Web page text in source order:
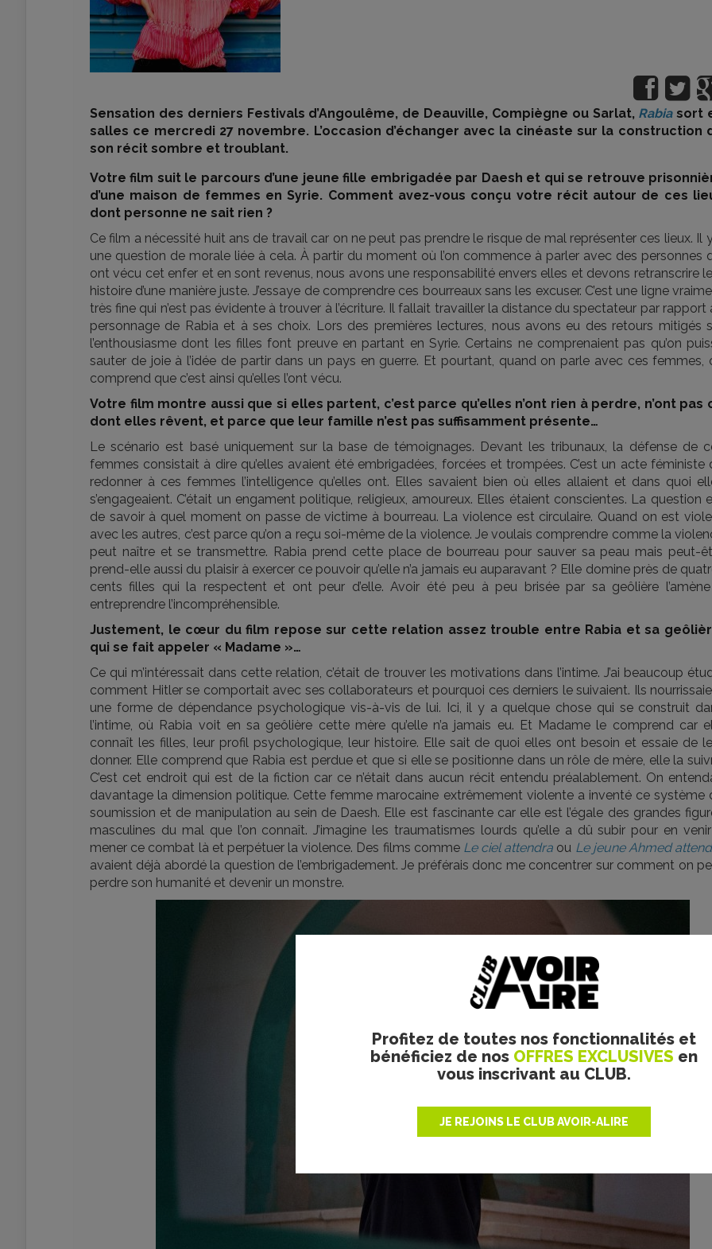
Profitez de toutes nos fonctionnalités et
bénéficiez de nos OFFRES EXCLUSIVES en
vous inscrivant au CLUB.
JE REJOINS LE CLUB AVOIR-ALIRE
Sensation des derniers Festivals d’Angoulême, de Deauville, Compiègne ou Sarlat, Rabiasort
salles ce mercredi 27 novembre. L’occasion d’échanger avec la cinéaste sur la construction
son récit sombre et troublant.
Votre film suit le parcours d’une jeune fille embrigadée par Daesh et qui se retrouve
d’une maison de femmes en Syrie. Comment avez-vous conçu votre récit autour de ces
dont personne ne sait rien ?
Ce film a nécessité huit ans de travail car on ne peut pas prendre le risque de mal représenter ces lieux. Il
une question de morale liée à cela. À partir du moment où l’on commence à parler avec des personnes
ont vécu cet enfer et en sont revenus, nous avons une responsabilité envers elles et devons retranscrire
histoire d’une manière juste. J’essaye de comprendre ces bourreaux sans les excuser. C’est une ligne
très fine qui n’est pas évidente à trouver à l’écriture. Il fallait travailler la distance du spectateur par rapport
personnage de Rabia et à ses choix. Lors des premières lectures, nous avons eu des retours mitigés
l’enthousiasme dont les filles font preuve en partant en Syrie. Certains ne comprenaient pas qu’on
sauter de joie à l’idée de partir dans un pays en guerre. Et pourtant, quand on parle avec ces femmes,
comprend que c’est ainsi qu’elles l’ont vécu.
Votre film montre aussi que si elles partent, c’est parce qu’elles n’ont rien à perdre, n’ont pas
dont elles rêvent, et parce que leur famille n’est pas suffisamment présente…
Le scénario est basé uniquement sur la base de témoignages. Devant les tribunaux, la défense de
femmes consistait à dire qu’elles avaient été embrigadées, forcées et trompées. C’est un acte féministe
redonner à ces femmes l’intelligence qu’elles ont. Elles savaient bien où elles allaient et dans quoi
s’engageaient. C’était un engament politique, religieux, amoureux. Elles étaient conscientes. La question
de savoir à quel moment on passe de victime à bourreau. La violence est circulaire. Quand on est
avec les autres, c’est parce qu’on a reçu soi-même de la violence. Je voulais comprendre comme la
peut naître et se transmettre. Rabia prend cette place de bourreau pour sauver sa peau mais peut-
prend-elle aussi du plaisir à exercer ce pouvoir qu’elle n’a jamais eu auparavant ? Elle domine près de
cents filles qui la respectent et ont peur d’elle. Avoir été peu à peu brisée par sa geôlière
entreprendre l’incompréhensible.
Justement, le cœur du film repose sur cette relation assez trouble entre Rabia et sa
qui se fait appeler « Madame »…
Ce qui m’intéressait dans cette relation, c’était de trouver les motivations dans l’intime. J’ai beaucoup
comment Hitler se comportait avec ses collaborateurs et pourquoi ces derniers le suivaient. Ils
une forme de dépendance psychologique vis-à-vis de lui. Ici, il y a quelque chose qui se construit
l’intime, où Rabia voit en sa geôlière cette mère qu’elle n’a jamais eu. Et Madame le comprend car
connaît les filles, leur profil psychologique, leur histoire. Elle sait de quoi elles ont besoin et essaie de
donner. Elle comprend que Rabia est perdue et que si elle se positionne dans un rôle de mère, elle la
C’est cet endroit qui est de la fiction car ce n’était dans aucun récit entendu préalablement. On
davantage la dimension politique. Cette femme marocaine extrêmement violente a inventé ce système
soumission et de manipulation au sein de Daesh. Elle est fascinante car elle est l’égale des grandes
masculines du mal que l’on connaît. J’imagine les traumatismes lourds qu’elle a dû subir pour en
mener ce combat là et perpétuer la violence. Des films comme Le ciel attendra ou Le jeune Ahmed
avaient déjà abordé la question de l’embrigadement. Je préférais donc me concentrer sur comment on
perdre son humanité et devenir un monstre.